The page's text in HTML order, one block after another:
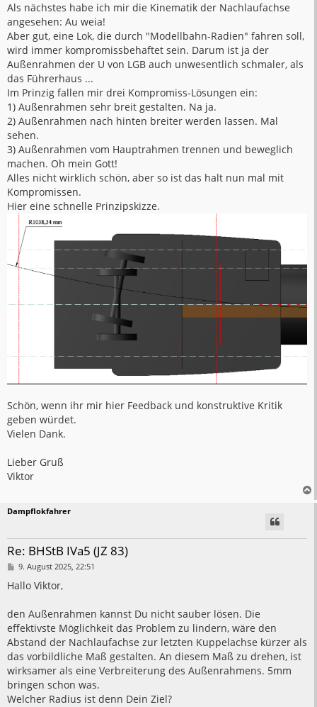
Als nächstes habe ich mir die Kinematik der Nachlaufachse
angesehen: Au weia!
Aber gut, eine Lok, die durch "Modellbahn-Radien" fahren soll,
wird immer kompromissbehaftet sein. Darum ist ja der
Außenrahmen der U von LGB auch unwesentlich schmaler, als
das Führerhaus ...
Im Prinzig fallen mir drei Kompromiss-Lösungen ein:
1) Außenrahmen sehr breit gestalten. Na ja.
2) Außenrahmen nach hinten breiter werden lassen. Mal
sehen.
3) Außenrahmen vom Hauptrahmen trennen und beweglich
machen. Oh mein Gott!
Alles nicht wirklich schön, aber so ist das halt nun mal mit
Kompromissen.
Hier eine schnelle Prinzipskizze.
Schön, wenn ihr mir hier Feedback und konstruktive Kritik
geben würdet.
Vielen Dank.
Lieber Gruß
Viktor
Dampflokfahrer
Re: BHStB IVa5 (JZ 83)
B
i
a
g
9. August 2025, 22:51
Hallo Viktor,
den Außenrahmen kannst Du nicht sauber lösen. Die
effektivste Möglichkeit das Problem zu lindern, wäre den
Abstand der Nachlaufachse zur letzten Kuppelachse kürzer als
das vorbildliche Maß gestalten. An diesem Maß zu drehen, ist
wirksamer als eine Verbreiterung des Außenrahmens. 5mm
bringen schon was.
Welcher Radius ist denn Dein Ziel?